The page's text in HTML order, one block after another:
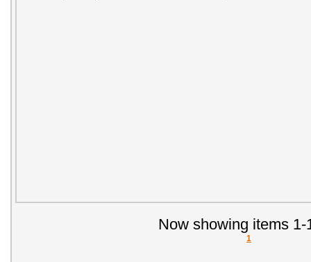
Now showing items 1-
1